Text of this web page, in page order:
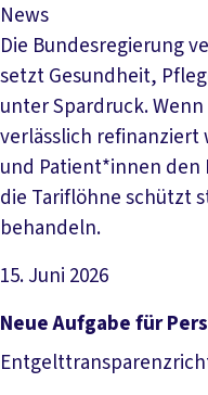
News
Die Bundesregierung
setzt Gesundheit,
unter Spardruck.
verlässlich refinanziert
und Patient*innen den
die Tariflöhne schützt
behandeln.
15. Juni 2026
Artikel lesen
Neue Aufgabe für